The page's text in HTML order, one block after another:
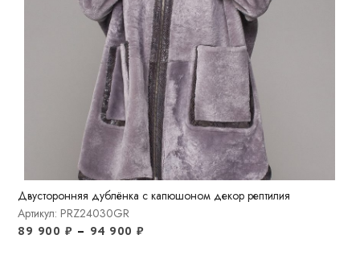
Двусторонняя дублёнка с капюшоном декор рептилия
Артикул: PRZ24030GR
89 900 ₽ – 94 900₽